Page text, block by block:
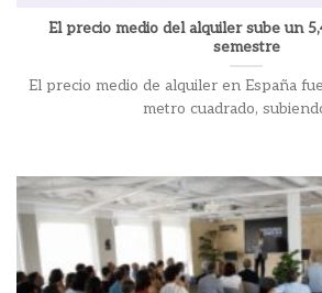
El precio medio del alquiler sube un
semestre
El precio medio de alquiler en España
metro cuadrado,